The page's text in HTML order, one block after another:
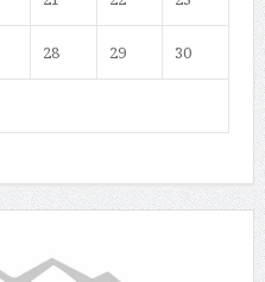
28 29 30